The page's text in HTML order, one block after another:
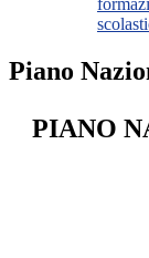
Piano
PIANO